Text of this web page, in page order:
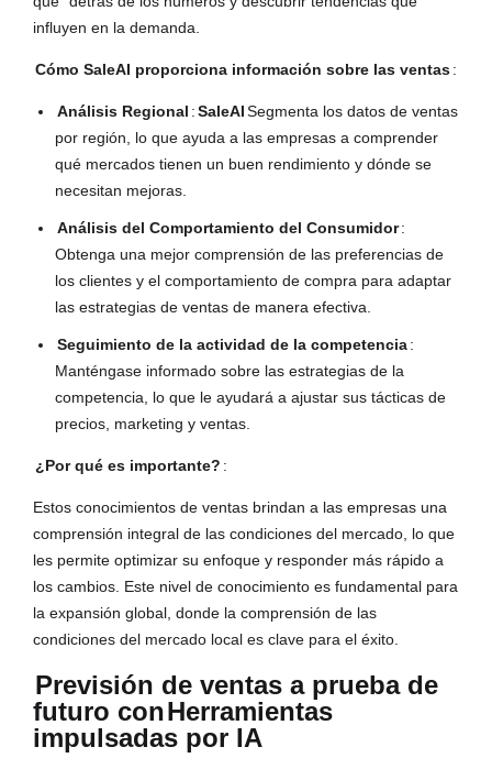
influyen en la demanda.
Cómo SaleAI proporciona información sobre las ventas:
Análisis Regional :SaleAISegmenta los datos de ventas
por región, lo que ayuda a las empresas a comprender
qué mercados tienen un buen rendimiento y dónde se
necesitan mejoras.
Análisis del Comportamiento del Consumidor:
Obtenga una mejor comprensión de las preferencias de
los clientes y el comportamiento de compra para adaptar
las estrategias de ventas de manera efectiva.
Seguimiento de la actividad de la competencia:
Manténgase informado sobre las estrategias de la
competencia, lo que le ayudará a ajustar sus tácticas de
precios, marketing y ventas.
¿Por qué es importante? :
Estos conocimientos de ventas brindan a las empresas una
comprensión integral de las condiciones del mercado, lo que
les permite optimizar su enfoque y responder más rápido a
los cambios. Este nivel de conocimiento es fundamental para
la expansión global, donde la comprensión de las
condiciones del mercado local es clave para el éxito.
Previsión de ventas a prueba de
futuro conHerramientas
impulsadas por IA